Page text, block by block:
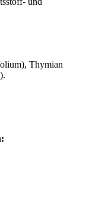
Thymian